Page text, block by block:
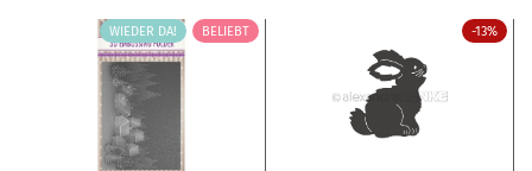
WIEDER DA! BELIEBT -13%